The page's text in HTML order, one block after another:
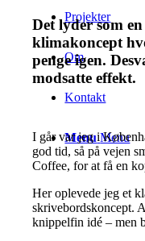
Projekter
Om
Kontakt
Menu Menu
Det lyder som
klimakoncept
penge igen.
modsatte effekt.
I går var jeg i
god tid, så på vejen
Coffee, for at få en
Her oplevede jeg et
skrivebordskoncept.
knippelfin idé – men